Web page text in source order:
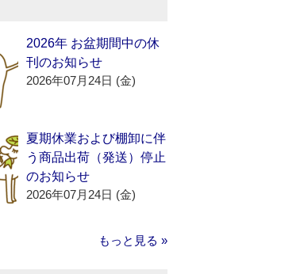
2026年 お盆期間中の休
刊のお知らせ
2026年07月24日 (金)
夏期休業および棚卸に伴
う商品出荷（発送）停止
のお知らせ
2026年07月24日 (金)
もっと見る »